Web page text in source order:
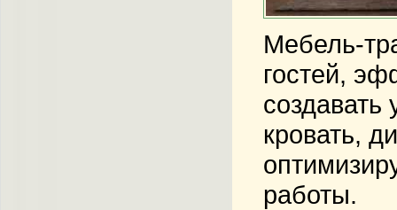
Мебель-
гостей,
кровать,
работы.